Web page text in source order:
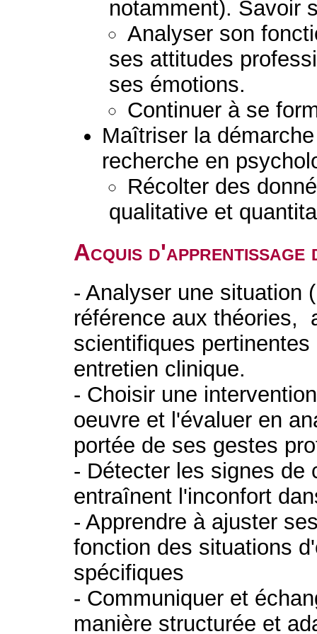
notamment). Savoir
Analyser son
ses attitudes
ses émotions.
Continuer à se
Maîtriser la
recherche en
Récolter des
qualitative et
Acquis d'apprentissage
- Analyser une situation
référence aux théories,
scientifiques
entretien clinique.
- Choisir une
oeuvre et l'évaluer en
portée de ses gestes
- Détecter les signes de
entraînent l'inconfort
- Apprendre à ajuster
fonction des situations
spécifiques
- Communiquer et
manière structurée et